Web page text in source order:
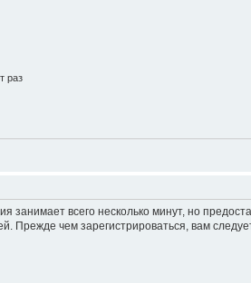
раз
всего несколько минут, но
Прежде чем зарегистрироваться, вам